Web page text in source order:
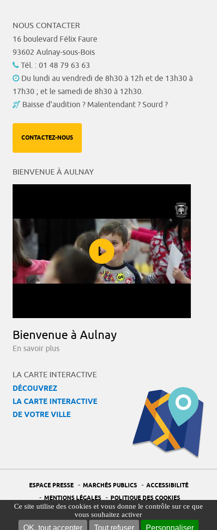
Ce site utilise des cookies et vous donne le contrôle sur ce que
vous souhaitez activer
OK, tout accepter Tout refuser Personnaliser
NOUS CONTACTER
16 boulevard Félix Faure
93602 Aulnay-sous-Bois
Tél. : 01 48 79 63 63
Du lundi au vendredi de 8h30 à 12h et de 13h30 à
17h30 ; et le samedi de 8h30 à 12h30.
Baisse d'audition ? Malentendant ? Sourd ?
CONTACTEZ-NOUS
BIENVENUE À AULNAY
Bienvenue à Aulnay
En savoir plus
LA CARTE INTERACTIVE
DÉCOUVREZ
LA CARTE INTERACTIVE
DE VOTRE VILLE
ESPACE PRESSE - MARCHÉS PUBLICS - ACCESSIBILITÉ
- MENTIONS LÉGALES - POLITIQUE DES COOKIES
PORTAIL DÉLÉGUÉ À LA PROTECTION DES DONNÉES - PLAN DU SITE
- GESTION DES COOKIES